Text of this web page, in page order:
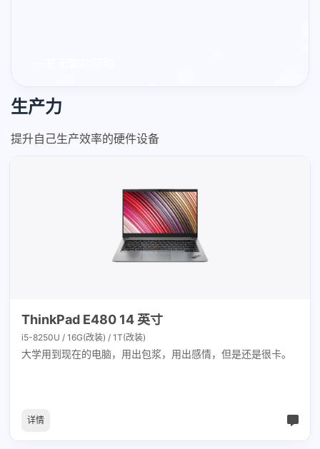
生产力
提升自己生产效率的硬件设备
ThinkPad E480 14 英寸
i5-8250U / 16G(改装) / 1T(改装)
大学用到现在的电脑，用出包浆，用出感情，但是还是很卡。
详情